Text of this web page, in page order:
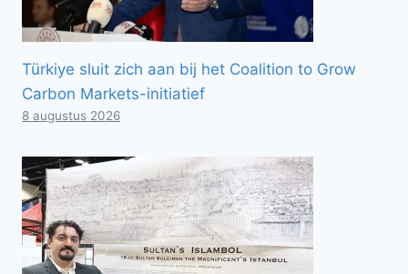
Türkiye sluit zich aan bij het Coalition to Grow
Carbon Markets-initiatief
8 augustus 2026